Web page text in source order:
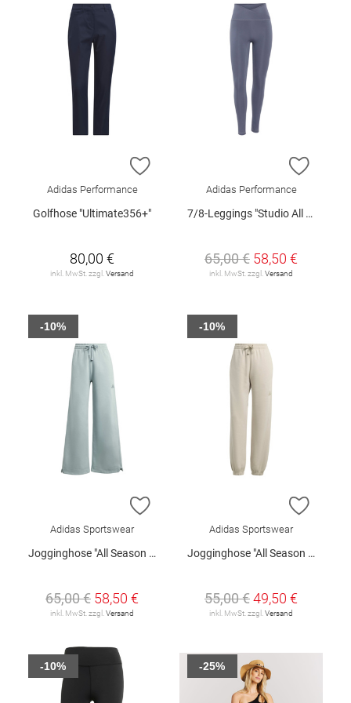
ZUR WUNSCHLISTE HINZUFÜGEN
Adidas Performance
Golfhose "Ultimate356+"
80,00 €
inkl. MwSt. zzgl. Versand
ZUR
Adidas Performance
7/8-Leggings "Studio All Me"
65,00 € 58,50 €
inkl. MwSt. zzgl. Versand
ZUR WUNSCHLISTE HINZUFÜGEN
Adidas Sportswear
Jogginghose "All Season Fleece"
65,00 € 58,50 €
inkl. MwSt. zzgl. Versand
-10%
ZUR
Adidas Sportswear
Jogginghose "All Season Fleece"
55,00 €49,50 €
inkl. MwSt. zzgl. Versand
-10%
-10% -25%